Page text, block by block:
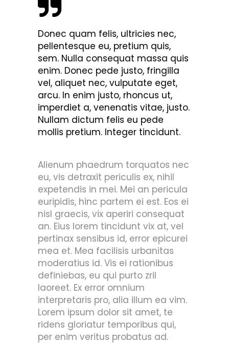
Donec quam felis, ultricies nec,
pellentesque eu, pretium quis,
sem. Nulla consequat massa quis
enim. Donec pede justo, fringilla
vel, aliquet nec, vulputate eget,
arcu. In enim justo, rhoncus ut,
imperdiet a, venenatis vitae, justo.
Nullam dictum felis eu pede
mollis pretium. Integer tincidunt.
Alienum phaedrum torquatos nec
eu, vis detraxit periculis ex, nihil
expetendis in mei. Mei an pericula
euripidis, hinc partem ei est. Eos ei
nisl graecis, vix aperiri consequat
an. Eius lorem tincidunt vix at, vel
pertinax sensibus id, error epicurei
mea et. Mea facilisis urbanitas
moderatius id. Vis ei rationibus
definiebas, eu qui purto zril
laoreet. Ex error omnium
interpretaris pro, alia illum ea vim.
Lorem ipsum dolor sit amet, te
ridens gloriatur temporibus qui,
per enim veritus probatus ad.